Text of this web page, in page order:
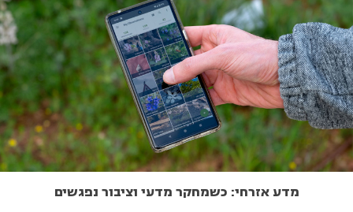
מדע אזרחי: כשמחקר מדעי וציבור נפגשים